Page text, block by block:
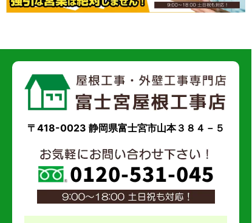
〒418-0023 静岡県富士宮市山本３８４－５